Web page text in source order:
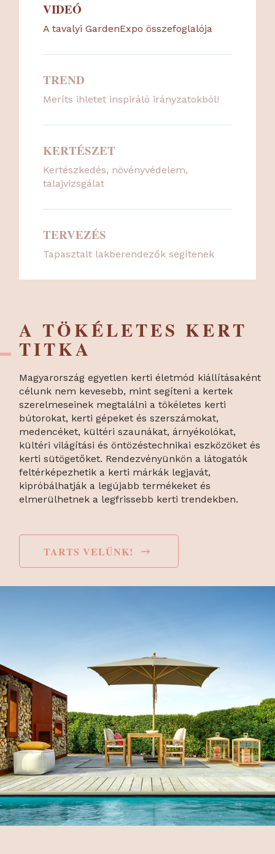
VIDEÓ
A tavalyi GardenExpo összefoglalója
TREND
Meríts ihletet inspiráló irányzatokból!
KERTÉSZET
Kertészkedés, növényvédelem,
talajvizsgálat
TERVEZÉS
Tapasztalt lakberendezők segítenek
A TÖKÉLETES KERT
TITKA
Magyarország egyetlen kerti életmód kiállításaként
célunk nem kevesebb, mint segíteni a kertek
szerelmeseinek megtalálni a tökéletes kerti
bútorokat, kerti gépeket és szerszámokat,
medencéket, kültéri szaunákat, árnyékolókat,
kültéri világítási és öntözéstechnikai eszközöket és
kerti sütögetőket. Rendezvényünkön a látogatók
feltérképezhetik a kerti márkák legjavát,
kipróbálhatják a legújabb termékeket és
elmerülhetnek a legfrissebb kerti trendekben.
TARTS VELÜNK! →